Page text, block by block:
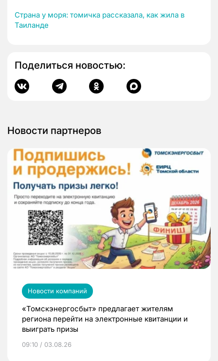
Страна у моря: томичка рассказала, как жила в
Таиланде
Поделиться новостью:
Новости партнеров
Новости компаний
«Томскэнергосбыт» предлагает жителям
региона перейти на электронные квитанции и
выиграть призы
09:10 / 03.08.26